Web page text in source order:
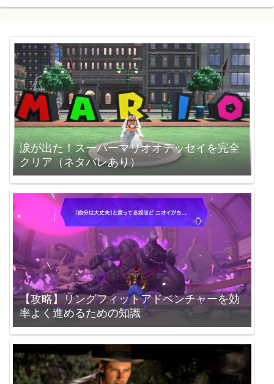
涙が出た！スーパーマリオオデッセイを完全
クリア（ネタバレあり）
【攻略】リングフィットアドベンチャーを効
率よく進めるための知識